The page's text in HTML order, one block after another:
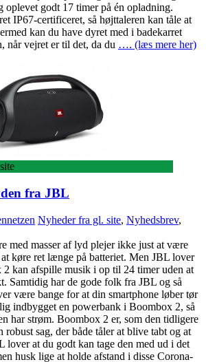
oplevet godt 17 timer på én opladning.
IP67-certificeret, så højttaleren kan tåle at
kan du have dyret med i badekarret
når vejret er til det, da du …. (læs mere her)
fra JBL
Nyheder fra gl. site, Nyhedsbrev,
med masser af lyd plejer ikke just at være
køre ret længe på batteriet. Men JBL lover
2 kan afspille musik i op til 24 timer uden at
Samtidig har de gode folk fra JBL og så
være bange for at din smartphone løber tør
indbygget en powerbank i Boombox 2, så
har strøm. Boombox 2 er, som den tidligere
sag, der både tåler at blive tabt og at
lover at du godt kan tage den med ud i det
husk lige at holde afstand i disse Corona-